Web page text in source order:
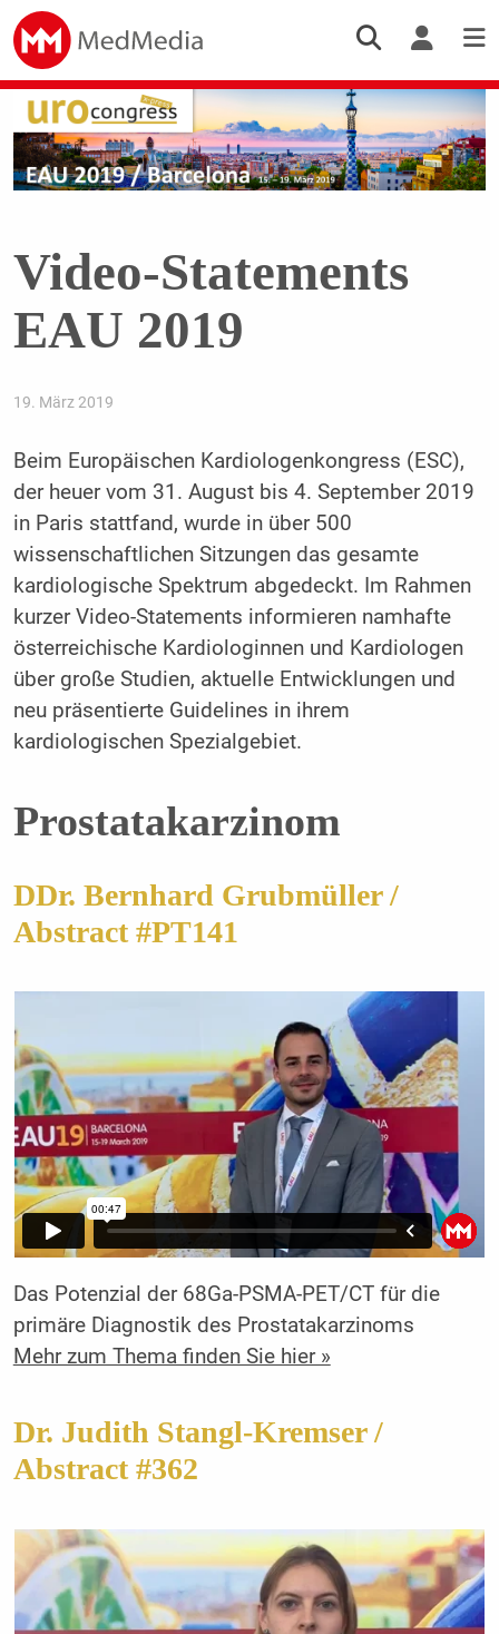
Video-Statements
EAU 2019
19. März 2019
Beim Europäischen Kardiologenkongress (ESC),
der heuer vom 31. August bis 4. September 2019
in Paris stattfand, wurde in über 500
wissenschaftlichen Sitzungen das gesamte
kardiologische Spektrum abgedeckt. Im Rahmen
kurzer Video-Statements informieren namhafte
österreichische Kardiologinnen und Kardiologen
über große Studien, aktuelle Entwicklungen und
neu präsentierte Guidelines in ihrem
kardiologischen Spezialgebiet.
Prostatakarzinom
DDr. Bernhard Grubmüller /
Abstract #PT141
Das Potenzial der 68Ga-PSMA-PET/CT für die
primäre Diagnostik des Prostatakarzinoms
Mehr zum Thema finden Sie hier »
Dr. Judith Stangl-Kremser /
Abstract #362